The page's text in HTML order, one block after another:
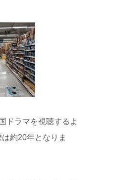
ドラマを視聴するよ
約20年となりま